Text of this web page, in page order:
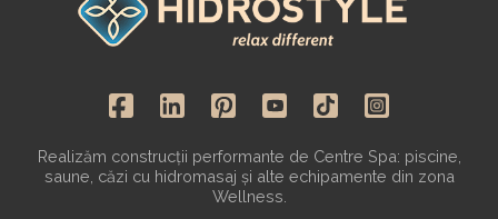
Realizăm construcții performante de Centre Spa: piscine,
saune, căzi cu hidromasaj și alte echipamente din zona
Wellness.